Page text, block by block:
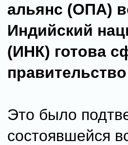
альянс (ОПА)
Индийский
(ИНК) готова
Это было
состоявшейся